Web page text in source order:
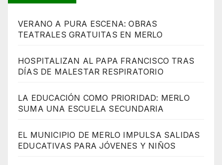
VERANO A PURA ESCENA: OBRAS
TEATRALES GRATUITAS EN MERLO
HOSPITALIZAN AL PAPA FRANCISCO TRAS
DÍAS DE MALESTAR RESPIRATORIO
LA EDUCACIÓN COMO PRIORIDAD: MERLO
SUMA UNA ESCUELA SECUNDARIA
EL MUNICIPIO DE MERLO IMPULSA SALIDAS
EDUCATIVAS PARA JÓVENES Y NIÑOS